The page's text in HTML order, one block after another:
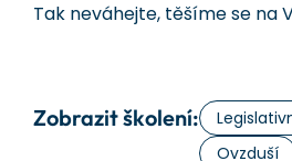
Tak neváhejte, těšíme se na
Zobrazit školení:
Ovzduší